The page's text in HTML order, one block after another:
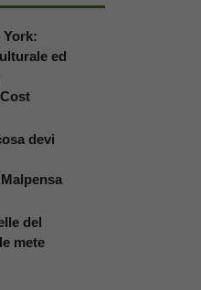
York:
ed
devi
del
mete